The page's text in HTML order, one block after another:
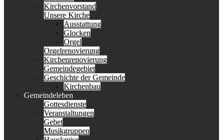
Kirchenvorstand
Unsere Kirche
Ausstattung
Glocken
Orgel
Orgelrenovierung
Kirchenrenovierung
Gemeindegebiet
Geschichte der Gemeinde
Kirchenbau
Gemeindeleben
Gottesdienste
Veranstaltungen
Gebet
Musikgruppen